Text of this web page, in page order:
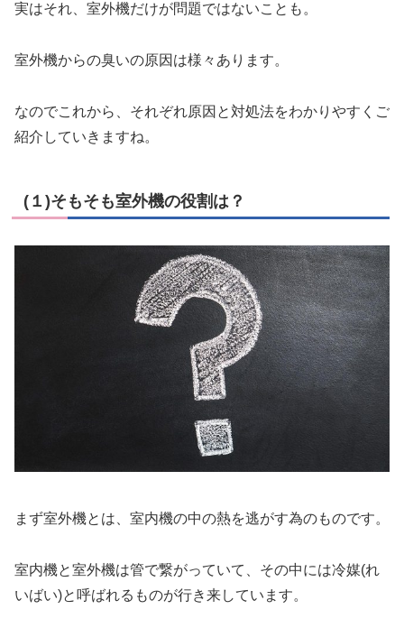
実はそれ、室外機だけが問題ではないことも。
室外機からの臭いの原因は様々あります。
なのでこれから、それぞれ原因と対処法をわかりやすくご
紹介していきますね。
(１)そもそも室外機の役割は？
まず室外機とは、室内機の中の熱を逃がす為のものです。
室内機と室外機は管で繋がっていて、その中には冷媒(れ
いばい)と呼ばれるものが行き来しています。